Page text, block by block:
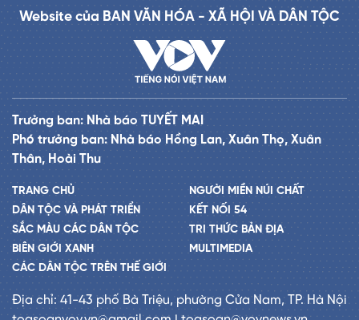
Website của BAN VĂN HÓA - XÃ HỘI VÀ DÂN TỘC
Trưởng ban: Nhà báo TUYẾT MAI
Phó trưởng ban: Nhà báo Hồng Lan, Xuân Thọ, Xuân
Thân, Hoài Thu
TRANG CHỦ
DÂN TỘC VÀ PHÁT TRIỂN
SẮC MÀU CÁC DÂN TỘC
BIÊN GIỚI XANH
CÁC DÂN TỘC TRÊN THẾ GIỚI
NGƯỜI MIỀN NÚI CHẤT
KẾT NỐI 54
TRI THỨC BẢN ĐỊA
MULTIMEDIA
Địa chỉ: 41-43 phố Bà Triệu, phường Cửa Nam, TP. Hà Nội